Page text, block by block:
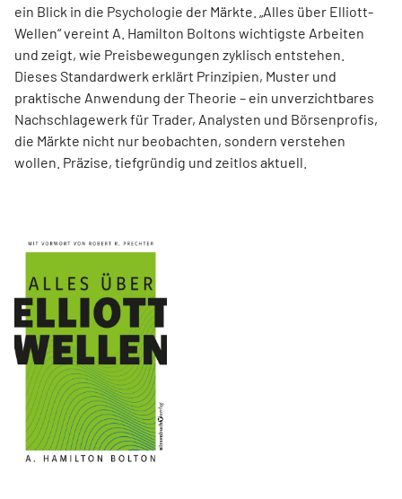
ein Blick in die Psychologie der Märkte. „Alles über Elliott-
Wellen“ vereint A. Hamilton Boltons wichtigste Arbeiten
und zeigt, wie Preisbewegungen zyklisch entstehen.
Dieses Standardwerk erklärt Prinzipien, Muster und
praktische Anwendung der Theorie – ein unverzichtbares
Nachschlagewerk für Trader, Analysten und Börsenprofis,
die Märkte nicht nur beobachten, sondern verstehen
wollen. Präzise, tiefgründig und zeitlos aktuell.